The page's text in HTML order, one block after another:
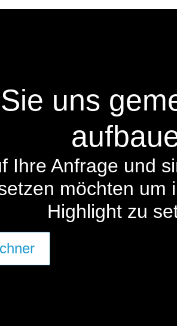
uns
Ihre Anfrage und
möchten um
Highlight zu